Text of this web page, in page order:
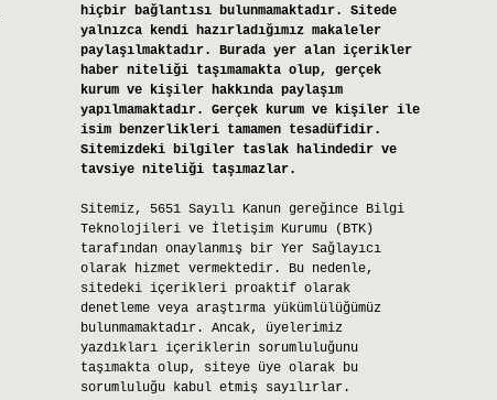
hiçbir bağlantısı bulunmamaktadır. Sitede
yalnızca kendi hazırladığımız makaleler
paylaşılmaktadır. Burada yer alan içerikler
haber niteliği taşımamakta olup, gerçek
kurum ve kişiler hakkında paylaşım
yapılmamaktadır. Gerçek kurum ve kişiler ile
isim benzerlikleri tamamen tesadüfidir.
Sitemizdeki bilgiler taslak halindedir ve
tavsiye niteliği taşımazlar.
Sitemiz, 5651 Sayılı Kanun gereğince Bilgi
Teknolojileri ve İletişim Kurumu (BTK)
tarafından onaylanmış bir Yer Sağlayıcı
olarak hizmet vermektedir. Bu nedenle,
sitedeki içerikleri proaktif olarak
denetleme veya araştırma yükümlülüğümüz
bulunmamaktadır. Ancak, üyelerimiz
yazdıkları içeriklerin sorumluluğunu
taşımakta olup, siteye üye olarak bu
sorumluluğu kabul etmiş sayılırlar.